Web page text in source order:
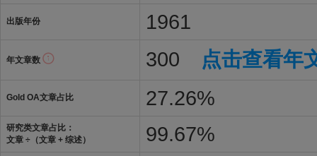
出版年份 1961
年文章数 300 点击查看年
Gold OA文章占比 27.26%
研究类文章占比：
文章 ÷（文章 + 综述）
99.67%